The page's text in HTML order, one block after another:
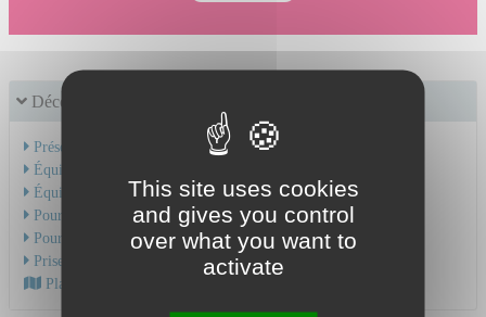
Découvrir le service
Présentation de l'activité
Équipe médicale
Équipe soignante
Pour une hospitalisation
Pour une consultation
Prise en charge du cancer
Plan d'accès au CHU
This site uses cookies
and gives you control
over what you want to
activate